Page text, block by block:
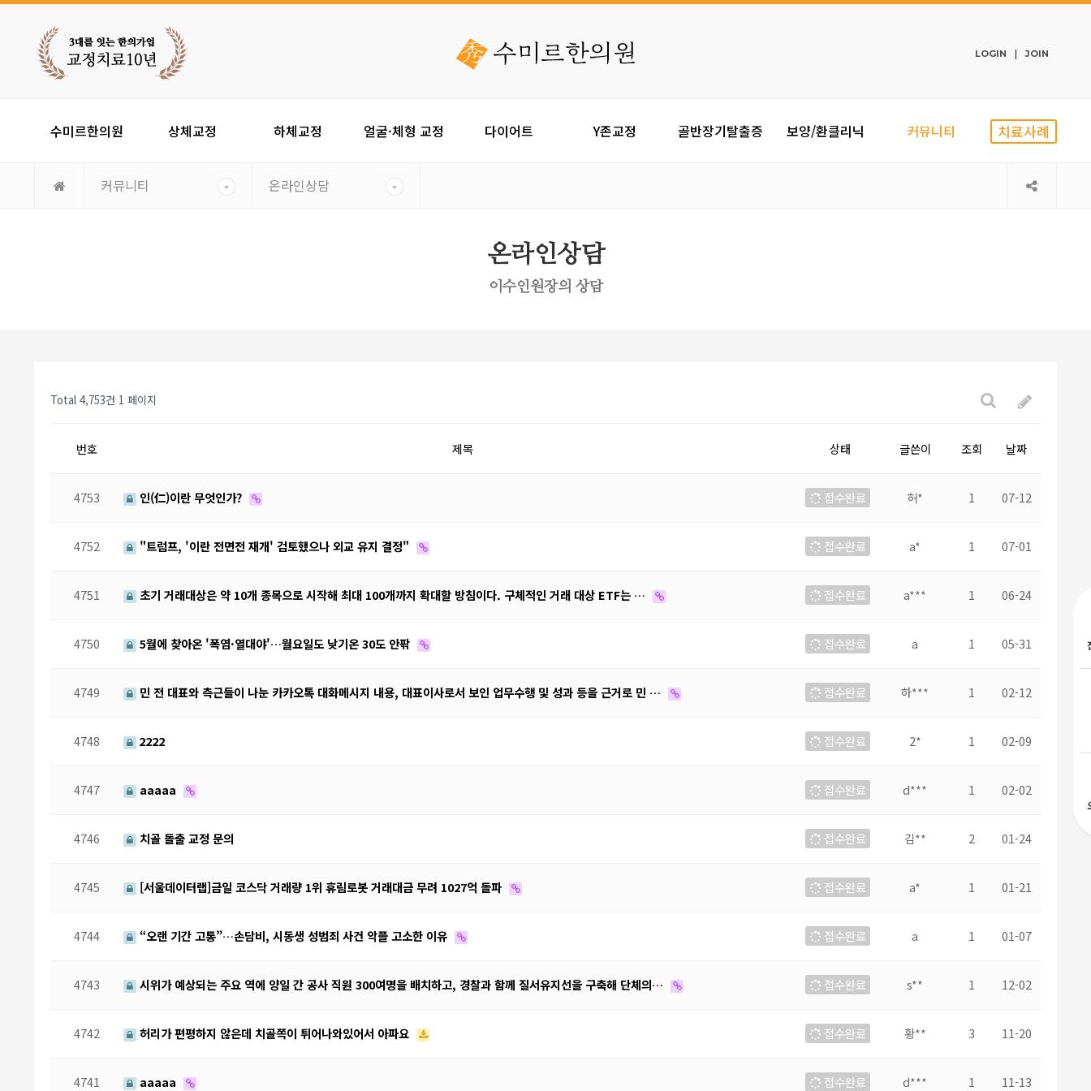
LOGIN JOIN
수미르한의원 상체교정 하체교정 얼굴·체형 교정 다이어트 Y존교정 골반장기탈출증 보양/환클리닉 커뮤니티 치료사례
커뮤니티 온라인상담
온라인상담
이수인원장의 상담
Total 4,753건 1 페이지
번호 제목 상태 글쓴이 조회 날짜
4753 인(仁)이란 무엇인가? 접수완료 허* 1 07-12
4752 "트럼프, '이란 전면전 재개' 검토했으나 외교 유지 결정" 접수완료 a* 1 07-01
4751 초기 거래대상은 약 10개 종목으로 시작해 최대 100개까지 확대할 방침이다. 구체적인 거래 대상 ETF는 … 접수완료 a*** 1 06-24
4750 5월에 찾아온 '폭염·열대야'…월요일도 낮기온 30도 안팎 접수완료 a 1 05-31
4749 민 전 대표와 측근들이 나눈 카카오톡 대화메시지 내용, 대표이사로서 보인 업무수행 및 성과 등을 근거로 민 … 접수완료 하*** 1 02-12
4748 2222 접수완료 2* 1 02-09
4747 aaaaa 접수완료 d*** 1 02-02
4746 치골 돌출 교정 문의 접수완료 김** 2 01-24
4745 [서울데이터랩]금일 코스닥 거래량 1위 휴림로봇 거래대금 무려 1027억 돌파 접수완료 a* 1 01-21
4744 “오랜 기간 고통”…손담비, 시동생 성범죄 사건 악플 고소한 이유 접수완료 a 1 01-07
4743 시위가 예상되는 주요 역에 양일 간 공사 직원 300여명을 배치하고, 경찰과 함께 질서유지선을 구축해 단체의… 접수완료 s** 1 12-02
4742 허리가 편평하지 않은데 치골쪽이 튀어나와있어서 아파요 접수완료 황** 3 11-20
4741 aaaaa 접수완료 d*** 1 11-13